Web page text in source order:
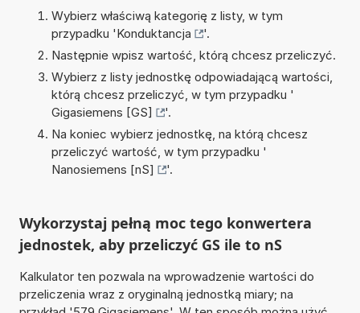
Wybierz właściwą kategorię z listy, w tym
przypadku 'Konduktancja
'.
Następnie wpisz wartość, którą chcesz przeliczyć.
Wybierz z listy jednostkę odpowiadającą wartości,
którą chcesz przeliczyć, w tym przypadku '
Gigasiemens [GS]
'.
Na koniec wybierz jednostkę, na którą chcesz
przeliczyć wartość, w tym przypadku '
Nanosiemens [nS]
'.
Wykorzystaj pełną moc tego konwertera
jednostek, aby przeliczyć GS ile to nS
Kalkulator ten pozwala na wprowadzenie wartości do
przeliczenia wraz z oryginalną jednostką miary; na